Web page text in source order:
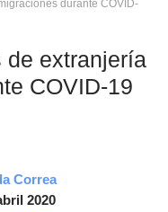
durante COVID-
de extranjería
COVID-19
Correa
2020